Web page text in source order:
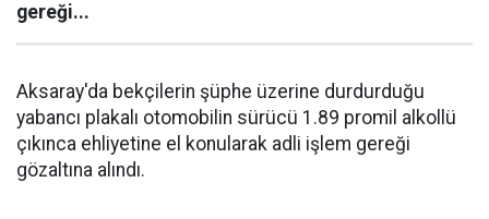
gereği...
Aksaray'da bekçilerin şüphe üzerine durdurduğu
yabancı plakalı otomobilin sürücü 1.89 promil alkollü
çıkınca ehliyetine el konularak adli işlem gereği
gözaltına alındı.